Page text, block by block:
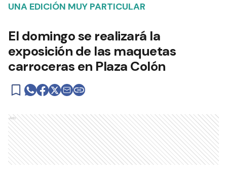
UNA EDICIÓN MUY PARTICULAR
El domingo se realizará la
exposición de las maquetas
carroceras en Plaza Colón
Ads